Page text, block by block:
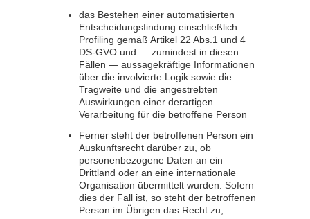
das Bestehen einer automatisierten
Entscheidungsfindung einschließlich
Profiling gemäß Artikel 22 Abs.1 und 4
DS-GVO und — zumindest in diesen
Fällen — aussagekräftige Informationen
über die involvierte Logik sowie die
Tragweite und die angestrebten
Auswirkungen einer derartigen
Verarbeitung für die betroffene Person
Ferner steht der betroffenen Person ein
Auskunftsrecht darüber zu, ob
personenbezogene Daten an ein
Drittland oder an eine internationale
Organisation übermittelt wurden. Sofern
dies der Fall ist, so steht der betroffenen
Person im Übrigen das Recht zu,